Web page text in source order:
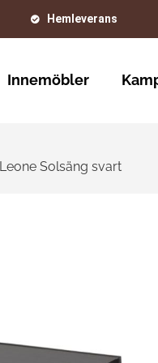
Hemleverans
Innemöbler
Leone Solsäng svart